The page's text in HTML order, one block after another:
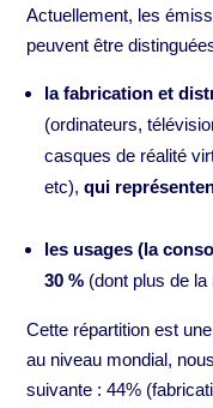
Actuellement, les
peuvent être
la fabrication et
(ordinateurs,
casques de réalité
etc),qui
les usages (la
30 % (dont plus de
Cette répartition est
au niveau mondial,
suivante : 44%